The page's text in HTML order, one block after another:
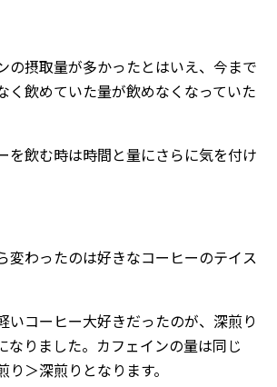
の摂取量が多かったとはいえ、今まで
く飲めていた量が飲めなくなっていた
を飲む時は時間と量にさらに気を付け
変わったのは好きなコーヒーのテイス
いコーヒー大好きだったのが、深煎り
なりました。カフェインの量は同じ
＞深煎りとなります。